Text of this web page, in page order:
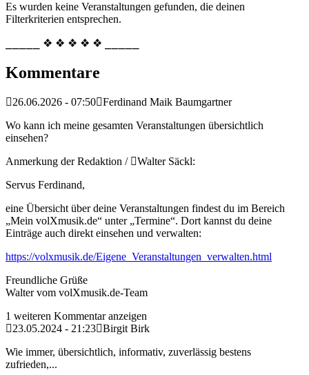
Es wurden keine Veranstaltungen gefunden, die deinen
Filterkriterien entsprechen.
⎯⎯⎯⎯⎯ ❖ ❖ ❖ ❖ ❖ ⎯⎯⎯⎯⎯
Kommentare
26.06.2026 - 07:50 Ferdinand Maik Baumgartner
Wo kann ich meine gesamten Veranstaltungen übersichtlich
einsehen?
Anmerkung der Redaktion /
Walter Säckl:
Servus Ferdinand,
eine Übersicht über deine Veranstaltungen findest du im Bereich
„Mein volXmusik.de“ unter „Termine“. Dort kannst du deine
Einträge auch direkt einsehen und verwalten:
https://volxmusik.de/Eigene_Veranstaltungen_verwalten.html
Freundliche Grüße
Walter vom volXmusik.de-Team
1 weiteren Kommentar anzeigen
23.05.2024 - 21:23 Birgit Birk
Wie immer, übersichtlich, informativ, zuverlässig bestens
zufrieden,...